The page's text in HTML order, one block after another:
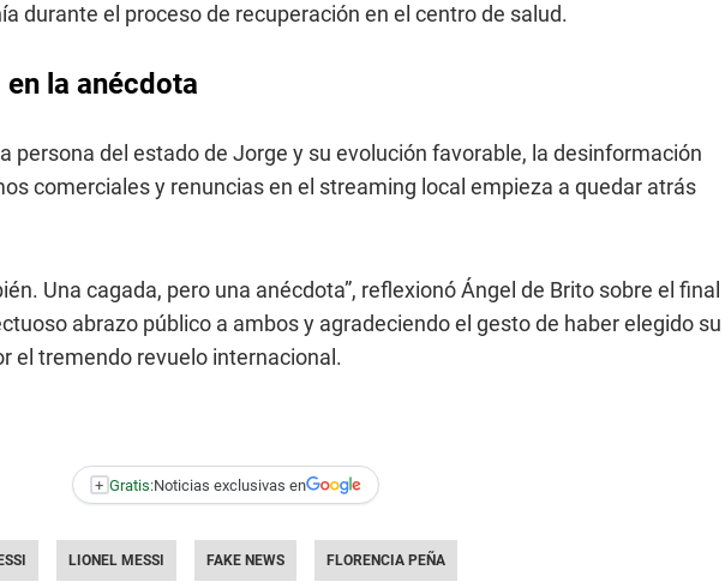
durante el proceso de recuperación en el centro de salud.
la anécdota
persona del estado de Jorge y su evolución favorable, la desinformación
comerciales y renuncias en el streaming local empieza a quedar atrás
Una cagada, pero una anécdota”, reflexionó Ángel de Brito sobre el final
abrazo público a ambos y agradeciendo el gesto de haber elegido su
el tremendo revuelo internacional.
+ Gratis:Noticias exclusivas en
LIONEL MESSI FAKE NEWS FLORENCIA PEÑA